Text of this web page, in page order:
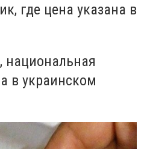
где цена указана в
национальная
в украинском